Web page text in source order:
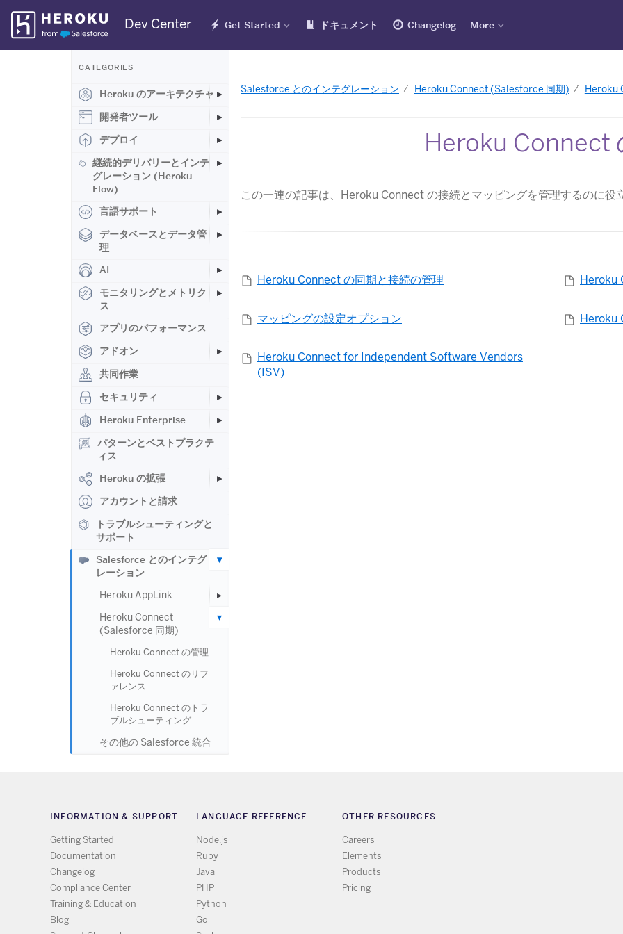
Skip
Navigation
Dev Center Get Started ドキュメント Changelog More
CATEGORIES
Heroku のアーキテクチャ
開発者ツール
デプロイ
継続的デリバリーとインテ
グレーション (Heroku
Flow)
言語サポート
データベースとデータ管
理
AI
モニタリングとメトリク
ス
アプリのパフォーマンス
アドオン
共同作業
セキュリティ
Heroku Enterprise
パターンとベストプラクテ
ィス
Heroku の拡張
アカウントと請求
トラブルシューティングと
サポート
Salesforce とのインテグ
レーション
Heroku AppLink
Heroku Connect
(Salesforce 同期)
Heroku Connect の管理
Heroku Connect のリフ
ァレンス
Heroku Connect のトラ
ブルシューティング
その他の Salesforce 統合
Salesforce とのインテグレーション Heroku Connect (Salesforce 同期) Heroku
Heroku Connect
この一連の記事は、Heroku Connect の接続とマッピングを管理するのに役
Heroku Connect の同期と接続の管理 Heroku
マッピングの設定オプション Heroku
Heroku Connect for Independent Software Vendors
(ISV)
INFORMATION & SUPPORT
Getting Started
Documentation
Changelog
Compliance Center
Training & Education
Blog
LANGUAGE REFERENCE
Node.js
Ruby
Java
PHP
Python
Go
OTHER RESOURCES
Careers
Elements
Products
Pricing